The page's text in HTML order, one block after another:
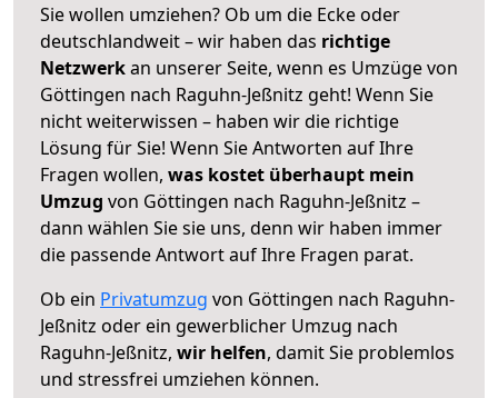
Sie wollen umziehen? Ob um die Ecke oder
deutschlandweit – wir haben das richtige
Netzwerkan unserer Seite, wenn es Umzüge von
Göttingen nach Raguhn-Jeßnitz geht! Wenn Sie
nicht weiterwissen – haben wir die richtige
Lösung für Sie! Wenn Sie Antworten auf Ihre
Fragen wollen, was kostet überhaupt mein
Umzug von Göttingen nach Raguhn-Jeßnitz –
dann wählen Sie sie uns, denn wir haben immer
die passende Antwort auf Ihre Fragen parat.
Ob ein Privatumzug von Göttingen nach Raguhn-
Jeßnitz oder ein gewerblicher Umzug nach
Raguhn-Jeßnitz, wir helfen, damit Sie problemlos
und stressfrei umziehen können.